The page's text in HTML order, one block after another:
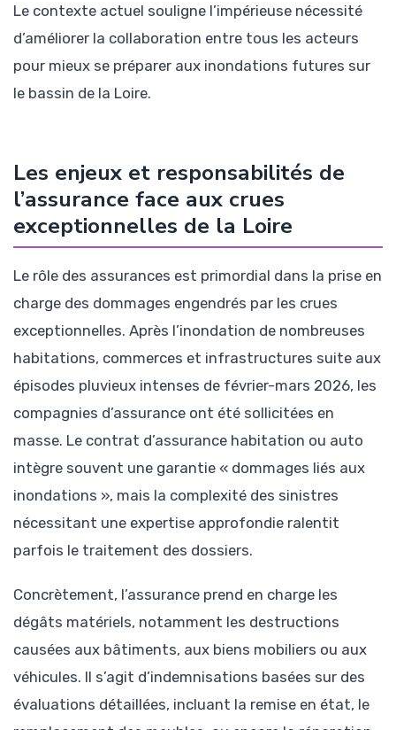
Le contexte actuel souligne l’impérieuse nécessité
d’améliorer la collaboration entre tous les acteurs
pour mieux se préparer aux inondations futures sur
le bassin de la Loire.
Les enjeux et responsabilités de
l’assurance face aux crues
exceptionnelles de la Loire
Le rôle des assurances est primordial dans la prise en
charge des dommages engendrés par les crues
exceptionnelles. Après l’inondation de nombreuses
habitations, commerces et infrastructures suite aux
épisodes pluvieux intenses de février-mars 2026, les
compagnies d’assurance ont été sollicitées en
masse. Le contrat d’assurance habitation ou auto
intègre souvent une garantie « dommages liés aux
inondations », mais la complexité des sinistres
nécessitant une expertise approfondie ralentit
parfois le traitement des dossiers.
Concrètement, l’assurance prend en charge les
dégâts matériels, notamment les destructions
causées aux bâtiments, aux biens mobiliers ou aux
véhicules. Il s’agit d’indemnisations basées sur des
évaluations détaillées, incluant la remise en état, le